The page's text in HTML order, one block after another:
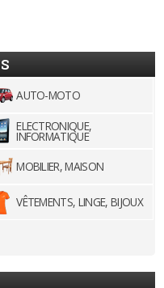
AUTO-MOTO
ELECTRONIQUE,
INFORMATIQUE
MOBILIER, MAISON
VÊTEMENTS, LINGE, BIJOUX